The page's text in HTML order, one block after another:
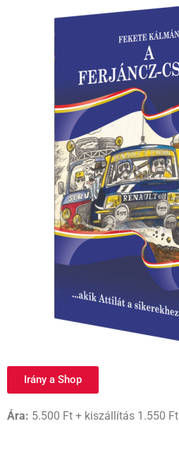
Irány a Shop
Ára: 5.500 Ft + kiszállítás 1.550 Ft